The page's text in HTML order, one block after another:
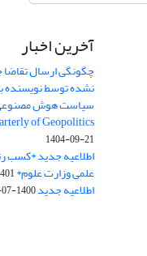
آخرین اخبار
چگونگی ارسال
نشده توسط نویسنده
سیاست هوش مصنوعی
of Geopolitics
1404-09-21
اطلاعیه جدید *کسب
علمی وزارت علوم*05-02
اطلاعیه جدید1400-07-08